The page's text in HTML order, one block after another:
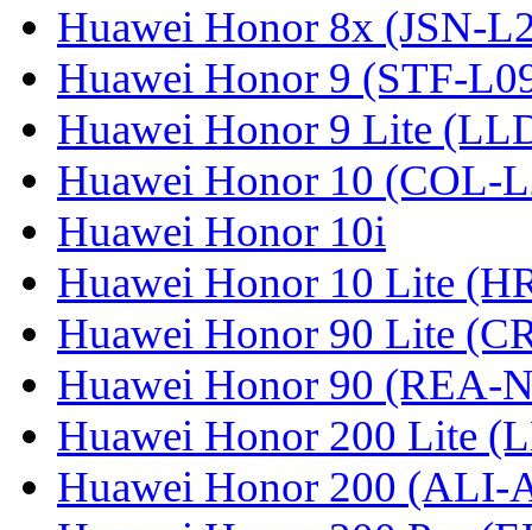
Huawei Honor 8x (JSN-
Huawei Honor 9 (STF-
Huawei Honor 9 Lite
Huawei Honor 10 (COL-
Huawei Honor 10i
Huawei Honor 10 Lite
Huawei Honor 90 Lite
Huawei Honor 90 (REA-
Huawei Honor 200 Lite
Huawei Honor 200 (ALI-